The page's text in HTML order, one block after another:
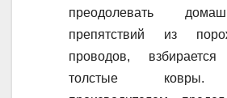
преодолевать
препятствий из
проводов,
толстые ковры.